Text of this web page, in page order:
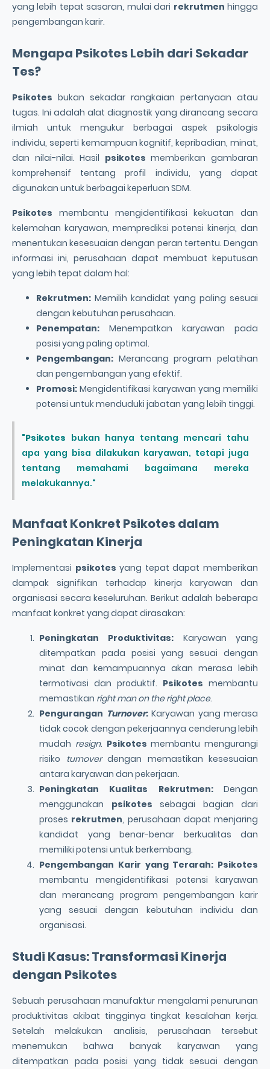
yang lebih tepat sasaran, mulai dari rekrutmen hingga
pengembangan karir.
Mengapa PsikotesLebih dari Sekadar
Tes?
Psikotes bukan sekadar rangkaian pertanyaan atau
tugas. Ini adalah alat diagnostik yang dirancang secara
ilmiah untuk mengukur berbagai aspek psikologis
individu, seperti kemampuan kognitif, kepribadian, minat,
dan nilai-nilai. Hasil psikotes memberikan gambaran
komprehensif tentang profil individu, yang dapat
digunakan untuk berbagai keperluan SDM.
Psikotes membantu mengidentifikasi kekuatan dan
kelemahan karyawan, memprediksi potensi kinerja, dan
menentukan kesesuaian dengan peran tertentu. Dengan
informasi ini, perusahaan dapat membuat keputusan
yang lebih tepat dalam hal:
Rekrutmen: Memilih kandidat yang paling sesuai
dengan kebutuhan perusahaan.
Penempatan: Menempatkan karyawan pada
posisi yang paling optimal.
Pengembangan: Merancang program pelatihan
dan pengembangan yang efektif.
Promosi: Mengidentifikasi karyawan yang memiliki
potensi untuk menduduki jabatan yang lebih tinggi.
"Psikotes bukan hanya tentang mencari tahu
apa yang bisa dilakukan karyawan, tetapi juga
tentang memahami bagaimana mereka
melakukannya."
Manfaat Konkret Psikotesdalam
Peningkatan Kinerja
Implementasi psikotes yang tepat dapat memberikan
dampak signifikan terhadap kinerja karyawan dan
organisasi secara keseluruhan. Berikut adalah beberapa
manfaat konkret yang dapat dirasakan:
Peningkatan Produktivitas: Karyawan yang
ditempatkan pada posisi yang sesuai dengan
minat dan kemampuannya akan merasa lebih
termotivasi dan produktif. Psikotes membantu
memastikan right man on the right place.
Pengurangan Turnover:Karyawan yang merasa
tidak cocok dengan pekerjaannya cenderung lebih
mudah resign. Psikotes membantu mengurangi
risiko
turnoverdengan memastikan kesesuaian
antara karyawan dan pekerjaan.
Peningkatan Kualitas Rekrutmen:Dengan
menggunakan psikotes sebagai bagian dari
proses rekrutmen, perusahaan dapat menjaring
kandidat yang benar-benar berkualitas dan
memiliki potensi untuk berkembang.
Pengembangan Karir yang Terarah: Psikotes
membantu mengidentifikasi potensi karyawan
dan merancang program pengembangan karir
yang sesuai dengan kebutuhan individu dan
organisasi.
Studi Kasus: Transformasi Kinerja
dengan Psikotes
Sebuah perusahaan manufaktur mengalami penurunan
produktivitas akibat tingginya tingkat kesalahan kerja.
Setelah melakukan analisis, perusahaan tersebut
menemukan bahwa banyak karyawan yang
ditempatkan pada posisi yang tidak sesuai dengan